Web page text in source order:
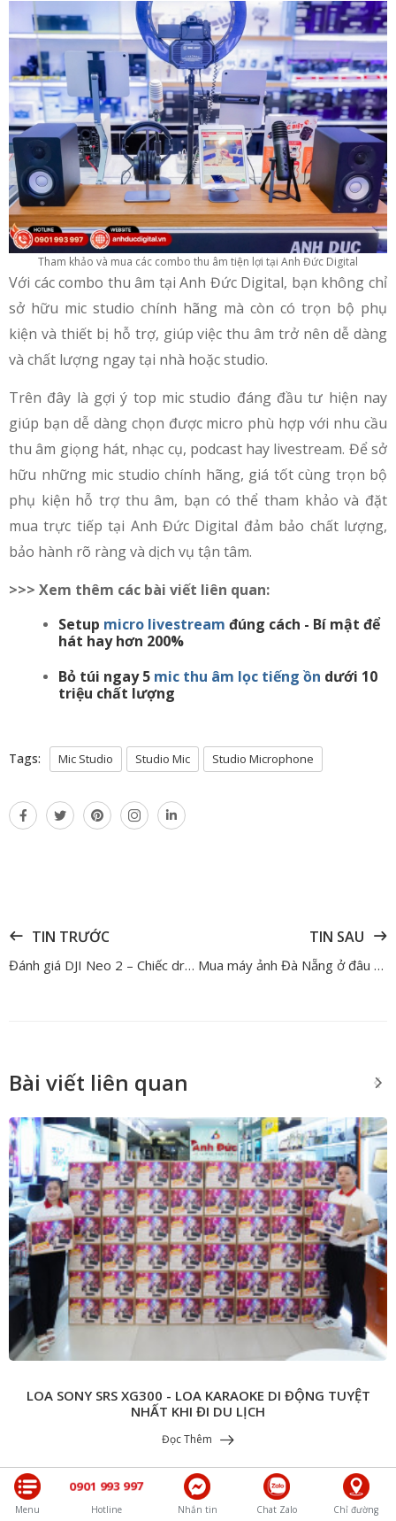
Tham khảo và mua các combo thu âm tiện lợi tại Anh Đức Digital
Với các combo thu âm tại Anh Đức Digital, bạn không chỉ
sở hữu mic studio chính hãng mà còn có trọn bộ phụ
kiện và thiết bị hỗ trợ, giúp việc thu âm trở nên dễ dàng
và chất lượng ngay tại nhà hoặc studio.
Trên đây là gợi ý top mic studio đáng đầu tư hiện nay
giúp bạn dễ dàng chọn được micro phù hợp với nhu cầu
thu âm giọng hát, nhạc cụ, podcast hay livestream. Để sở
hữu những mic studio chính hãng, giá tốt cùng trọn bộ
phụ kiện hỗ trợ thu âm, bạn có thể tham khảo và đặt
mua trực tiếp tại Anh Đức Digital đảm bảo chất lượng,
bảo hành rõ ràng và dịch vụ tận tâm.
>>> Xem thêm các bài viết liên quan:
Setup micro livestream đúng cách - Bí mật để
hát hay hơn 200%
Bỏ túi ngay 5 mic thu âm lọc tiếng ồn dưới 10
triệu chất lượng
Tags: Mic Studio Studio Mic Studio Microphone​
TIN TRƯỚC
Đánh giá DJI Neo 2 – Chiếc drone FPV đáng mua nhất dành cho người mới
TIN SAU
Mua máy ảnh Đà Nẵng ở đâu uy tín? 10 Điều cần check giúp tránh hàng trôi nổi
Bài viết liên quan
LOA SONY SRS XG300 - LOA KARAOKE DI ĐỘNG TUYỆT
NHẤT KHI ĐI DU LỊCH
Đọc Thêm
Menu
0901 993 997
Hotline Nhắn tin Chat Zalo Chỉ đường